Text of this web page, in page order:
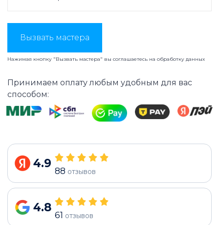
Вызвать мастера
Нажимая кнопку "Вызвать мастера" вы соглашаетесь на обработку данных
Принимаем оплату любым удобным для вас
способом:
4.9
88 отзывов
4.8
61 отзывов